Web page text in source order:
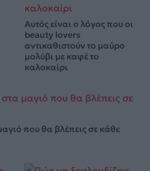
Αυτός είναι ο λόγος που οι
beauty lovers
αντικαθιστούν το μαύρο
μολύβι με καφέ το
καλοκαίρι
που θα βλέπεις σε κάθε